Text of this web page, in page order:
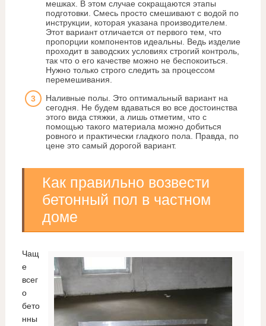
мешках. В этом случае сокращаются этапы
подготовки. Смесь просто смешивают с водой по
инструкции, которая указана производителем.
Этот вариант отличается от первого тем, что
пропорции компонентов идеальны. Ведь изделие
проходит в заводских условиях строгий контроль,
так что о его качестве можно не беспокоиться.
Нужно только строго следить за процессом
перемешивания.
Наливные полы. Это оптимальный вариант на
сегодня. Не будем вдаваться во все достоинства
этого вида стяжки, а лишь отметим, что с
помощью такого материала можно добиться
ровного и практически гладкого пола. Правда, по
цене это самый дорогой вариант.
Как правильно возвести
бетонный пол в частном
доме
Чащ
е
всег
о
бето
нны